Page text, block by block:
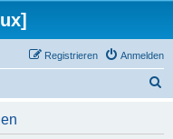
Anmelden
Registrieren